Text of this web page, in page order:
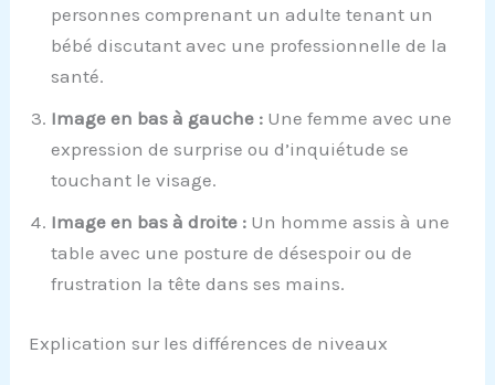
personnes comprenant un adulte tenant un
bébé discutant avec une professionnelle de la
santé.
Image en bas à gauche : Une femme avec une
expression de surprise ou d’inquiétude se
touchant le visage.
Image en bas à droite : Un homme assis à une
table avec une posture de désespoir ou de
frustration la tête dans ses mains.
Explication sur les différences de niveaux